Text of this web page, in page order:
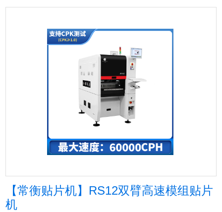
【常衡贴片机】RS12双臂高速模组贴片
机